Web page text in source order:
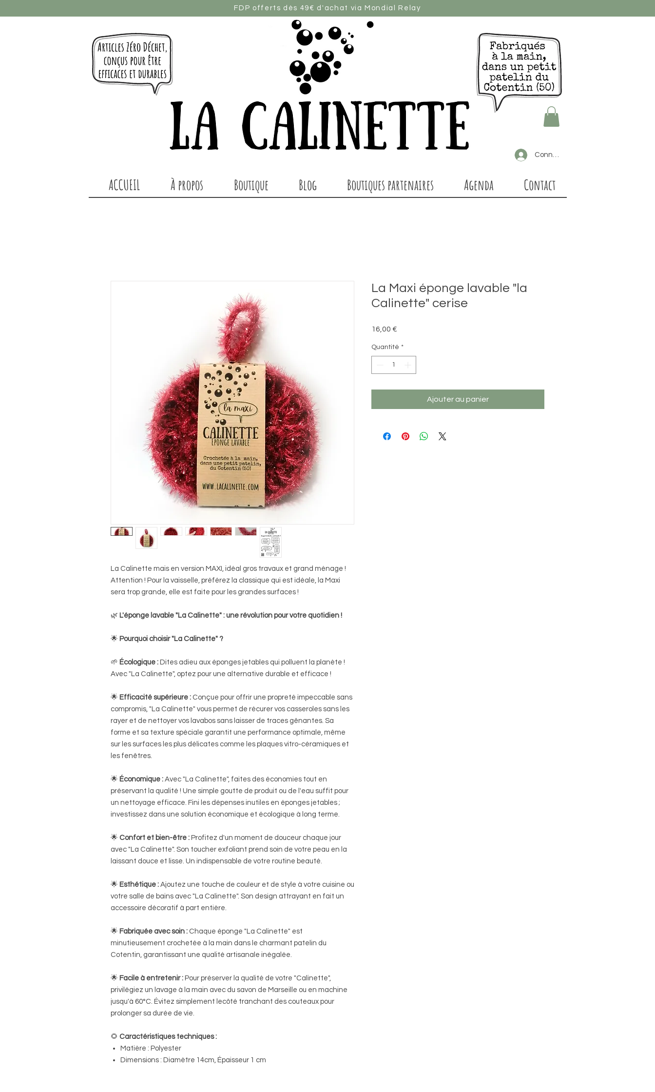
FDP offerts dès 49€ d'achat via Mondial Relay
Connexion
ACCUEIL À propos Boutique Blog Boutiques partenaires Agenda Contact
La Calinette mais en version MAXI, idéal gros travaux et grand ménage !
Attention ! Pour la vaisselle, préférez la classique qui est idéale, la Maxi
sera trop grande, elle est faite pour les grandes surfaces !
🌿 L'éponge lavable "La Calinette" : une révolution pour votre quotidien !
🌟 Pourquoi choisir "La Calinette" ?
🌱 Écologique : Dites adieu aux éponges jetables qui polluent la planète !
Avec "La Calinette", optez pour une alternative durable et efficace !
🌟 Efficacité supérieure : Conçue pour offrir une propreté impeccable sans
compromis, "La Calinette" vous permet de récurer vos casseroles sans les
rayer et de nettoyer vos lavabos sans laisser de traces gênantes. Sa
forme et sa texture spéciale garantit une performance optimale, même
sur les surfaces les plus délicates comme les plaques vitro-céramiques et
les fenêtres.
🌟 Économique : Avec "La Calinette", faites des économies tout en
préservant la qualité ! Une simple goutte de produit ou de l'eau suffit pour
un nettoyage efficace. Fini les dépenses inutiles en éponges jetables ;
investissez dans une solution économique et écologique à long terme.
🌟 Confort et bien-être : Profitez d'un moment de douceur chaque jour
avec "La Calinette". Son toucher exfoliant prend soin de votre peau en la
laissant douce et lisse. Un indispensable de votre routine beauté.
🌟 Esthétique : Ajoutez une touche de couleur et de style à votre cuisine ou
votre salle de bains avec "La Calinette". Son design attrayant en fait un
accessoire décoratif à part entière.
🌟 Fabriquée avec soin : Chaque éponge "La Calinette" est
minutieusement crochetée à la main dans le charmant patelin du
Cotentin, garantissant une qualité artisanale inégalée.
🌟 Facile à entretenir : Pour préserver la qualité de votre "Calinette",
privilégiez un lavage à la main avec du savon de Marseille ou en machine
jusqu'à 60°C. Évitez simplement lecôté tranchant des couteaux pour
prolonger sa durée de vie.
🌻 Caractéristiques techniques :
Matière : Polyester
Dimensions : Diamètre 14cm, Épaisseur 1 cm
La Maxi éponge lavable "la
Calinette" cerise
16,00 €
Quantité *
Ajouter au panier